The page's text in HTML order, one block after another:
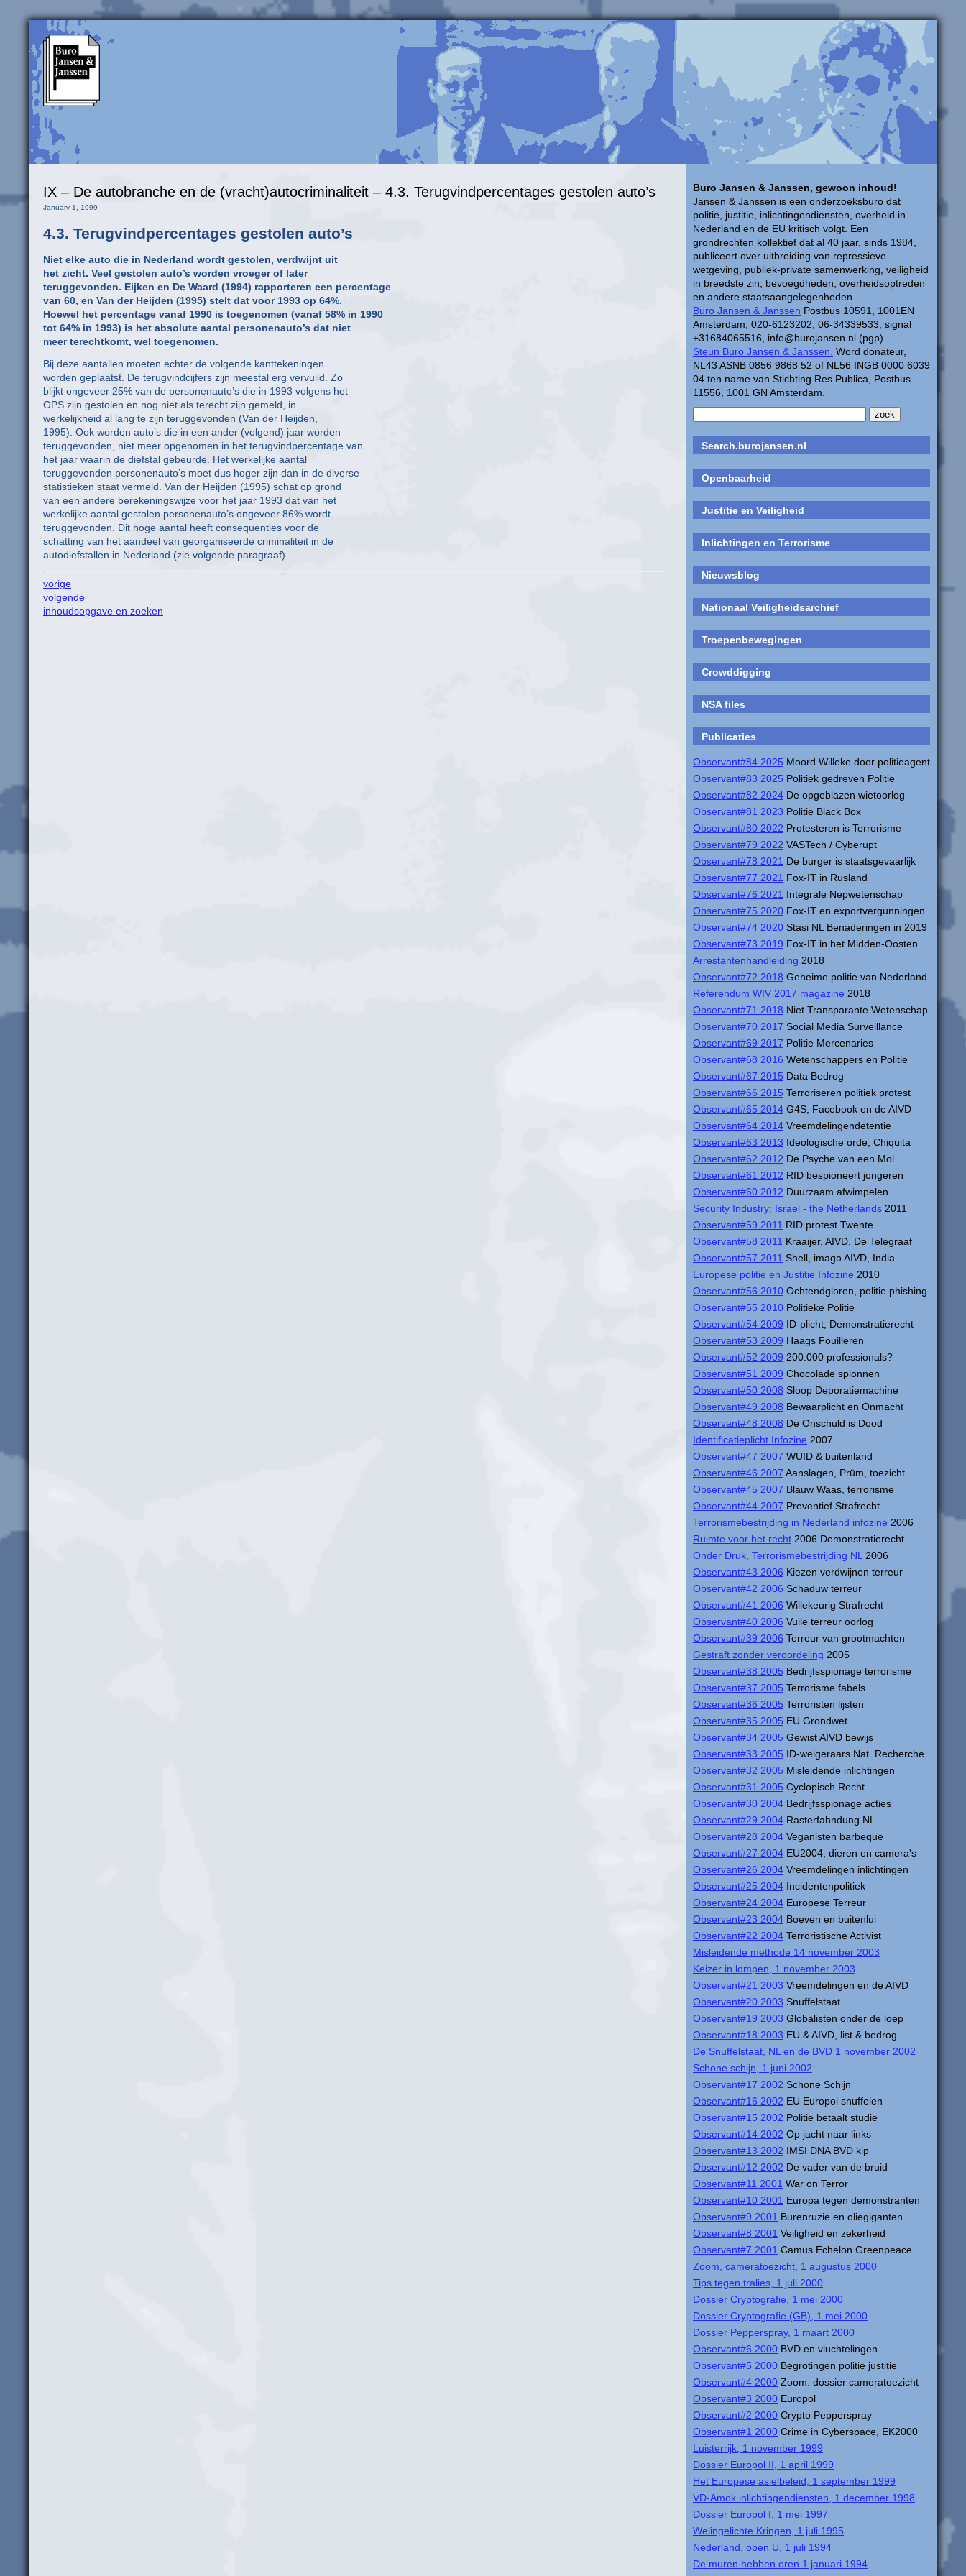
Buro Jansen & Janssen, gewoon inhoud!
Jansen & Janssen is een onderzoeksburo dat
politie, justitie, inlichtingendiensten, overheid in
Nederland en de EU kritisch volgt. Een
grondrechten kollektief dat al 40 jaar, sinds 1984,
publiceert over uitbreiding van repressieve
wetgeving, publiek-private samenwerking, veiligheid
in breedste zin, bevoegdheden, overheidsoptreden
en andere staatsaangelegenheden.
Buro Jansen & Janssen Postbus 10591, 1001EN
Amsterdam, 020-6123202, 06-34339533, signal
+31684065516, info@burojansen.nl (pgp)
Steun Buro Jansen & Janssen. Word donateur,
NL43 ASNB 0856 9868 52 of NL56 INGB 0000 6039
04 ten name van Stichting Res Publica, Postbus
11556, 1001 GN Amsterdam.
Search.burojansen.nl
Openbaarheid
Justitie en Veiligheid
Inlichtingen en Terrorisme
Nieuwsblog
Nationaal Veiligheidsarchief
Troepenbewegingen
Crowddigging
NSA files
Publicaties
Observant#84 2025 Moord Willeke door politieagent
Observant#83 2025 Politiek gedreven Politie
Observant#82 2024 De opgeblazen wietoorlog
Observant#81 2023 Politie Black Box
Observant#80 2022 Protesteren is Terrorisme
Observant#79 2022 VASTech / Cyberupt
Observant#78 2021 De burger is staatsgevaarlijk
Observant#77 2021 Fox-IT in Rusland
Observant#76 2021 Integrale Nepwetenschap
Observant#75 2020 Fox-IT en exportvergunningen
Observant#74 2020 Stasi NL Benaderingen in 2019
Observant#73 2019 Fox-IT in het Midden-Oosten
Arrestantenhandleiding 2018
Observant#72 2018 Geheime politie van Nederland
Referendum WIV 2017 magazine 2018
Observant#71 2018 Niet Transparante Wetenschap
Observant#70 2017 Social Media Surveillance
Observant#69 2017 Politie Mercenaries
Observant#68 2016 Wetenschappers en Politie
Observant#67 2015 Data Bedrog
Observant#66 2015 Terroriseren politiek protest
Observant#65 2014 G4S, Facebook en de AIVD
Observant#64 2014 Vreemdelingendetentie
Observant#63 2013 Ideologische orde, Chiquita
Observant#62 2012 De Psyche van een Mol
Observant#61 2012 RID bespioneert jongeren
Observant#60 2012 Duurzaam afwimpelen
Security Industry: Israel - the Netherlands 2011
Observant#59 2011 RID protest Twente
Observant#58 2011 Kraaijer, AIVD, De Telegraaf
Observant#57 2011 Shell, imago AIVD, India
Europese politie en Justitie Infozine 2010
Observant#56 2010 Ochtendgloren, politie phishing
Observant#55 2010 Politieke Politie
Observant#54 2009 ID-plicht, Demonstratierecht
Observant#53 2009 Haags Fouilleren
Observant#52 2009 200.000 professionals?
Observant#51 2009 Chocolade spionnen
Observant#50 2008 Sloop Deporatiemachine
Observant#49 2008 Bewaarplicht en Onmacht
Observant#48 2008 De Onschuld is Dood
Identificatieplicht Infozine 2007
Observant#47 2007 WUID & buitenland
Observant#46 2007 Aanslagen, Prüm, toezicht
Observant#45 2007 Blauw Waas, terrorisme
Observant#44 2007 Preventief Strafrecht
Terrorismebestrijding in Nederland infozine 2006
Ruimte voor het recht 2006 Demonstratierecht
Onder Druk, Terrorismebestrijding NL 2006
Observant#43 2006 Kiezen verdwijnen terreur
Observant#42 2006 Schaduw terreur
Observant#41 2006 Willekeurig Strafrecht
Observant#40 2006 Vuile terreur oorlog
Observant#39 2006 Terreur van grootmachten
Gestraft zonder veroordeling 2005
Observant#38 2005 Bedrijfsspionage terrorisme
Observant#37 2005 Terrorisme fabels
Observant#36 2005 Terroristen lijsten
Observant#35 2005 EU Grondwet
Observant#34 2005 Gewist AIVD bewijs
Observant#33 2005 ID-weigeraars Nat. Recherche
Observant#32 2005 Misleidende inlichtingen
Observant#31 2005 Cyclopisch Recht
Observant#30 2004 Bedrijfsspionage acties
Observant#29 2004 Rasterfahndung NL
Observant#28 2004 Veganisten barbeque
Observant#27 2004 EU2004, dieren en camera's
Observant#26 2004 Vreemdelingen inlichtingen
Observant#25 2004 Incidentenpolitiek
Observant#24 2004 Europese Terreur
Observant#23 2004 Boeven en buitenlui
Observant#22 2004 Terroristische Activist
Misleidende methode 14 november 2003
Keizer in lompen, 1 november 2003
Observant#21 2003 Vreemdelingen en de AIVD
Observant#20 2003 Snuffelstaat
Observant#19 2003 Globalisten onder de loep
Observant#18 2003 EU & AIVD, list & bedrog
De Snuffelstaat, NL en de BVD 1 november 2002
Schone schijn, 1 juni 2002
Observant#17 2002 Schone Schijn
Observant#16 2002 EU Europol snuffelen
Observant#15 2002 Politie betaalt studie
Observant#14 2002 Op jacht naar links
Observant#13 2002 IMSI DNA BVD kip
Observant#12 2002 De vader van de bruid
Observant#11 2001 War on Terror
Observant#10 2001 Europa tegen demonstranten
Observant#9 2001 Burenruzie en oliegiganten
Observant#8 2001 Veiligheid en zekerheid
Observant#7 2001 Camus Echelon Greenpeace
Zoom, cameratoezicht, 1 augustus 2000
Tips tegen tralies, 1 juli 2000
Dossier Cryptografie, 1 mei 2000
Dossier Cryptografie (GB), 1 mei 2000
Dossier Pepperspray, 1 maart 2000
Observant#6 2000 BVD en vluchtelingen
Observant#5 2000 Begrotingen politie justitie
Observant#4 2000 Zoom: dossier cameratoezicht
Observant#3 2000 Europol
Observant#2 2000 Crypto Pepperspray
Observant#1 2000 Crime in Cyberspace, EK2000
Luisterrijk, 1 november 1999
Dossier Europol II, 1 april 1999
Het Europese asielbeleid, 1 september 1999
VD-Amok inlichtingendiensten, 1 december 1998
Dossier Europol I, 1 mei 1997
Welingelichte Kringen, 1 juli 1995
Nederland, open U, 1 juli 1994
De muren hebben oren 1 januari 1994
IX – De autobranche en de (vracht)autocriminaliteit – 4.3. Terugvindpercentages gestolen auto’s
January 1, 1999
4.3. Terugvindpercentages gestolen auto’s
Niet elke auto die in Nederland wordt gestolen, verdwijnt uit
het zicht. Veel gestolen auto’s worden vroeger of later
teruggevonden. Eijken en De Waard (1994) rapporteren een percentage
van 60, en Van der Heijden (1995) stelt dat voor 1993 op 64%.
Hoewel het percentage vanaf 1990 is toegenomen (vanaf 58% in 1990
tot 64% in 1993) is het absolute aantal personenauto’s dat niet
meer terechtkomt, wel toegenomen.
Bij deze aantallen moeten echter de volgende kanttekeningen
worden geplaatst. De terugvindcijfers zijn meestal erg vervuild. Zo
blijkt ongeveer 25% van de personenauto’s die in 1993 volgens het
OPS zijn gestolen en nog niet als terecht zijn gemeld, in
werkelijkheid al lang te zijn teruggevonden (Van der Heijden,
1995). Ook worden auto’s die in een ander (volgend) jaar worden
teruggevonden, niet meer opgenomen in het terugvindpercentage van
het jaar waarin de diefstal gebeurde. Het werkelijke aantal
teruggevonden personenauto’s moet dus hoger zijn dan in de diverse
statistieken staat vermeld. Van der Heijden (1995) schat op grond
van een andere berekeningswijze voor het jaar 1993 dat van het
werkelijke aantal gestolen personenauto’s ongeveer 86% wordt
teruggevonden. Dit hoge aantal heeft consequenties voor de
schatting van het aandeel van georganiseerde criminaliteit in de
autodiefstallen in Nederland (zie volgende paragraaf).
vorige
volgende
inhoudsopgave en zoeken